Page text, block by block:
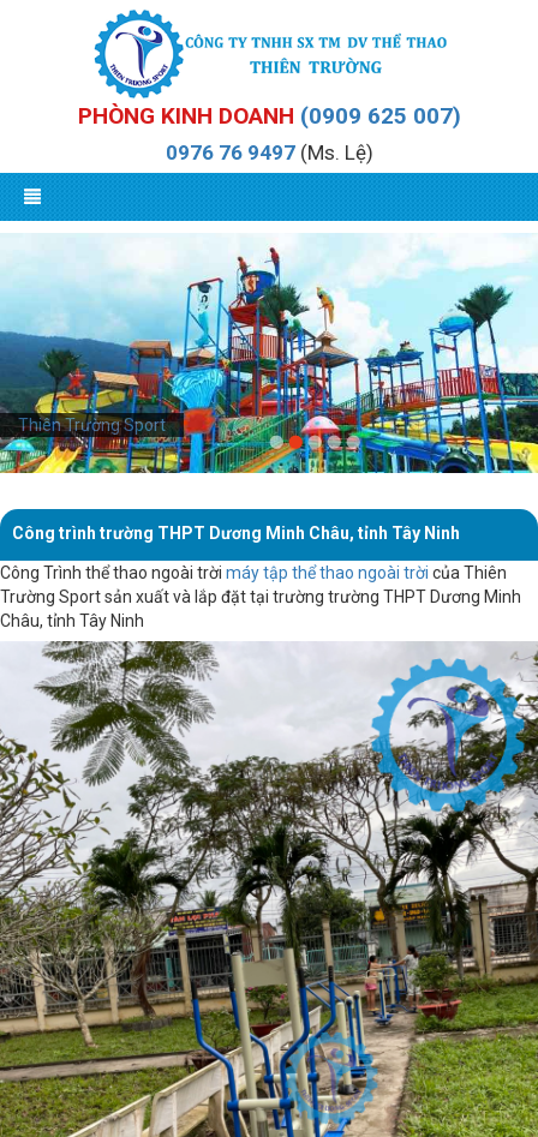
PHÒNG KINH DOANH (0909 625 007)
0976 76 9497(Ms. Lệ)
Thiên Trường Sport
Công trình trường THPT Dương Minh Châu, tỉnh Tây Ninh
Công Trình thể thao ngoài trời máy tập thể thao ngoài trời của Thiên
Trường Sport sản xuất và lắp đặt tại trường trường THPT Dương Minh
Châu, tỉnh Tây Ninh